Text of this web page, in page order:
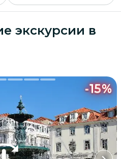
экскурсии в
-15%